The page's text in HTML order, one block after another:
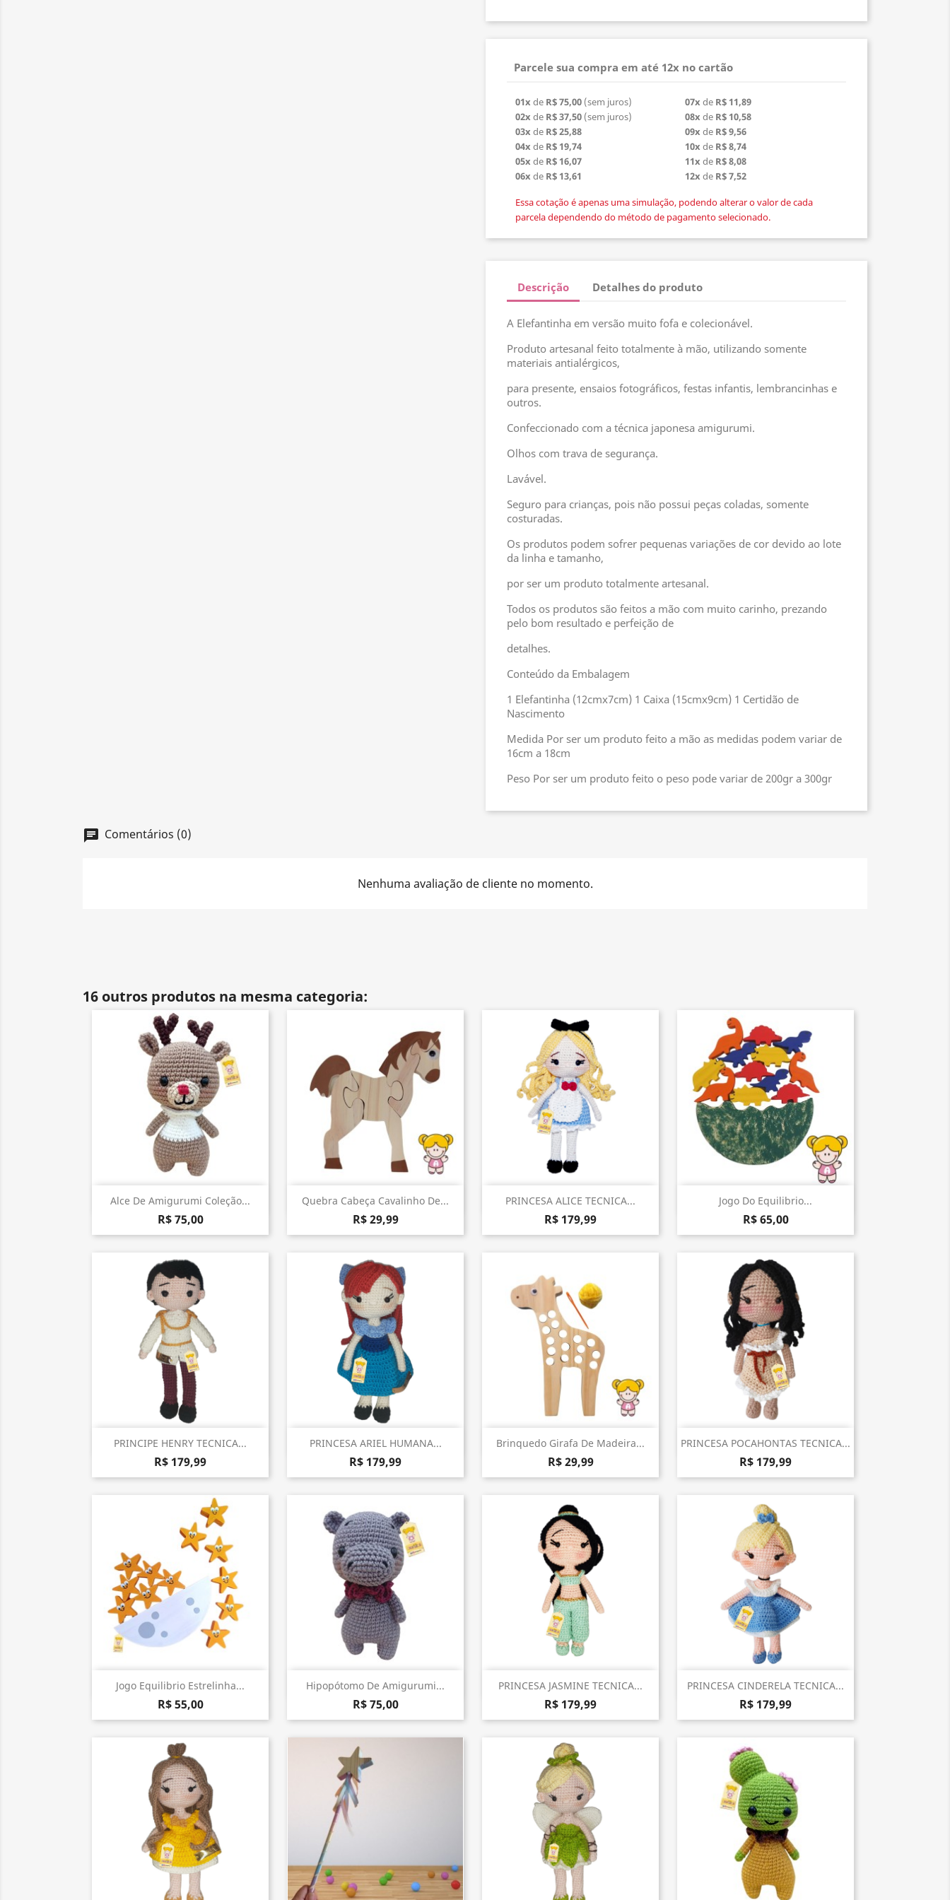
Parcele sua compra em até 12x no cartão
01x de R$ 75,00 (sem juros)
02x de R$ 37,50 (sem juros)
03x de R$ 25,88
04x de R$ 19,74
05x de R$ 16,07
06x de R$ 13,61
07x de R$ 11,89
08x de R$ 10,58
09x de R$ 9,56
10x de R$ 8,74
11x de R$ 8,08
12x de R$ 7,52
Essa cotação é apenas uma simulação, podendo alterar o valor de cada
parcela dependendo do método de pagamento selecionado.
Descrição Detalhes do produto
A Elefantinha em versão muito fofa e colecionável.
Produto artesanal feito totalmente à mão, utilizando somente
materiais antialérgicos,
para presente, ensaios fotográficos, festas infantis, lembrancinhas e
outros.
Confeccionado com a técnica japonesa amigurumi.
Olhos com trava de segurança.
Lavável.
Seguro para crianças, pois não possui peças coladas, somente
costuradas.
Os produtos podem sofrer pequenas variações de cor devido ao lote
da linha e tamanho,
por ser um produto totalmente artesanal.
Todos os produtos são feitos a mão com muito carinho, prezando
pelo bom resultado e perfeição de
detalhes.
Conteúdo da Embalagem
1 Elefantinha (12cmx7cm) 1 Caixa (15cmx9cm) 1 Certidão de
Nascimento
Medida Por ser um produto feito a mão as medidas podem variar de
16cm a 18cm
Peso Por ser um produto feito o peso pode variar de 200gr a 300gr
chat Comentários (0)
Nenhuma avaliação de cliente no momento.
16 outros produtos na mesma categoria:
Alce De Amigurumi Coleção...
R$ 75,00
Visualização rápida Quebra Cabeça Cavalinho De...
R$ 29,99
Visualização rápida PRINCESA ALICE TECNICA...
R$ 179,99
Visualização rápida Jogo Do Equilibrio...
R$ 65,00
Visualização rápida
PRINCIPE HENRY TECNICA...
R$ 179,99
Visualização rápida PRINCESA ARIEL HUMANA...
R$ 179,99
Visualização rápida Brinquedo Girafa De Madeira...
R$ 29,99
Visualização rápida PRINCESA POCAHONTAS TECNICA...
R$ 179,99
Visualização rápida
Jogo Equilibrio Estrelinha...
R$ 55,00
Visualização rápida Hipopótomo De Amigurumi...
R$ 75,00
Visualização rápida PRINCESA JASMINE TECNICA...
R$ 179,99
Visualização rápida PRINCESA CINDERELA TECNICA...
R$ 179,99
Visualização rápida